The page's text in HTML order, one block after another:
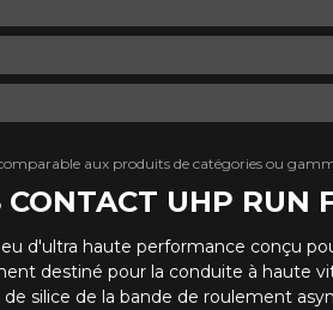
UHP RUN
d'ultra haute performance conçu
destiné pour la conduite à haute
silice de la bande de roulement
aux produits de catégories ou